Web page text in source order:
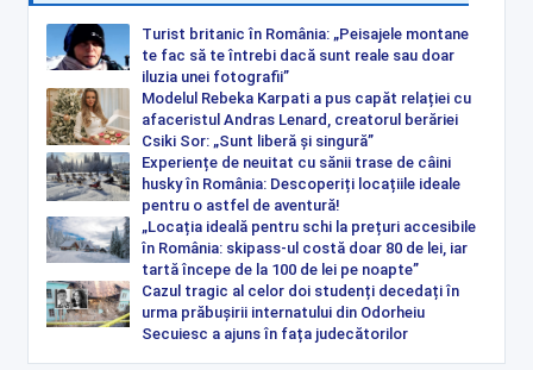
Turist britanic în România: „Peisajele montane
te fac să te întrebi dacă sunt reale sau doar
iluzia unei fotografii”
Modelul Rebeka Karpati a pus capăt relației cu
afaceristul Andras Lenard, creatorul berăriei
Csiki Sor: „Sunt liberă și singură”
Experiențe de neuitat cu sănii trase de câini
husky în România: Descoperiți locațiile ideale
pentru o astfel de aventură!
„Locația ideală pentru schi la prețuri accesibile
în România: skipass-ul costă doar 80 de lei, iar
tartă începe de la 100 de lei pe noapte”
Cazul tragic al celor doi studenți decedați în
urma prăbușirii internatului din Odorheiu
Secuiesc a ajuns în fața judecătorilor